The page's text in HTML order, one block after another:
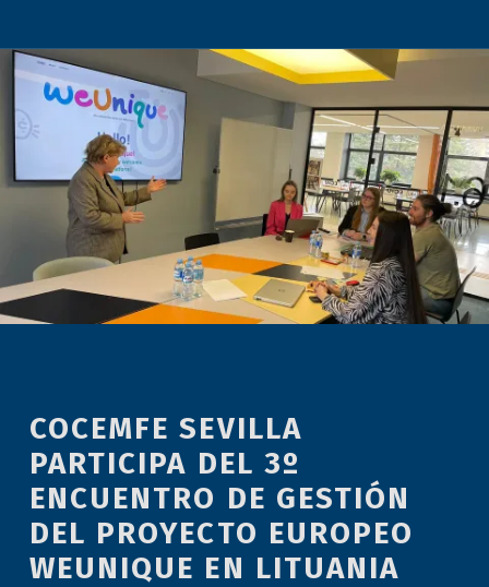
COCEMFE SEVILLA
PARTICIPA DEL 3º
ENCUENTRO DE GESTIÓN
DEL PROYECTO EUROPEO
WEUNIQUE EN LITUANIA